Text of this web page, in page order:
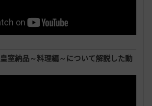
皇室納品～料理編～について解説した動